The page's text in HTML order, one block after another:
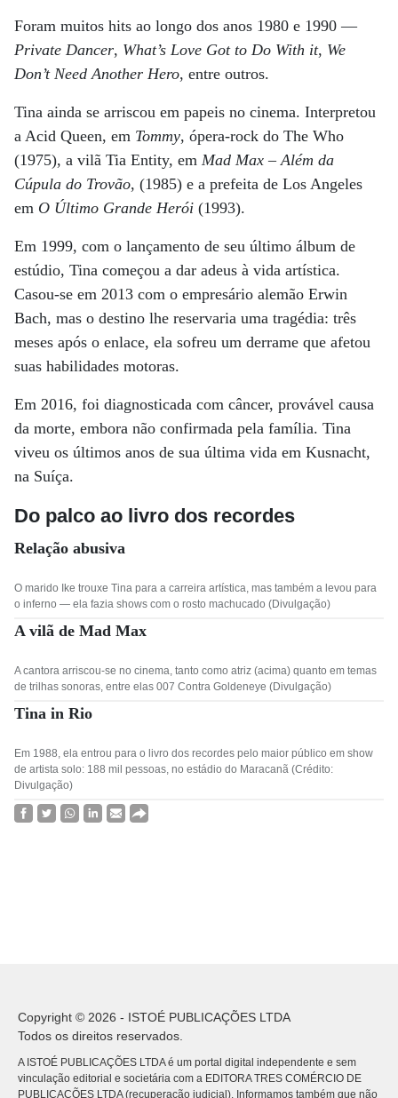
Foram muitos hits ao longo dos anos 1980 e 1990 —
Private Dancer, What’s Love Got to Do With it, We
Don’t Need Another Hero, entre outros.
Tina ainda se arriscou em papeis no cinema. Interpretou
a Acid Queen, em Tommy, ópera-rock do The Who
(1975), a vilã Tia Entity, em Mad Max – Além da
Cúpula do Trovão, (1985) e a prefeita de Los Angeles
em O Último Grande Herói (1993).
Em 1999, com o lançamento de seu último álbum de
estúdio, Tina começou a dar adeus à vida artística.
Casou-se em 2013 com o empresário alemão Erwin
Bach, mas o destino lhe reservaria uma tragédia: três
meses após o enlace, ela sofreu um derrame que afetou
suas habilidades motoras.
Em 2016, foi diagnosticada com câncer, provável causa
da morte, embora não confirmada pela família. Tina
viveu os últimos anos de sua última vida em Kusnacht,
na Suíça.
Do palco ao livro dos recordes
Relação abusiva
O marido Ike trouxe Tina para a carreira artística, mas também a levou para
o inferno — ela fazia shows com o rosto machucado (Divulgação)
A vilã de Mad Max
A cantora arriscou-se no cinema, tanto como atriz (acima) quanto em temas
de trilhas sonoras, entre elas 007 Contra Goldeneye (Divulgação)
Tina in Rio
Em 1988, ela entrou para o livro dos recordes pelo maior público em show
de artista solo: 188 mil pessoas, no estádio do Maracanã (Crédito:
Divulgação)
Copyright © 2026 - ISTOÉ PUBLICAÇÕES LTDA
Todos os direitos reservados.
A ISTOÉ PUBLICAÇÕES LTDA é um portal digital independente e sem
vinculação editorial e societária com a EDITORA TRES COMÉRCIO DE
PUBLICACÕES LTDA (recuperação judicial). Informamos também que não